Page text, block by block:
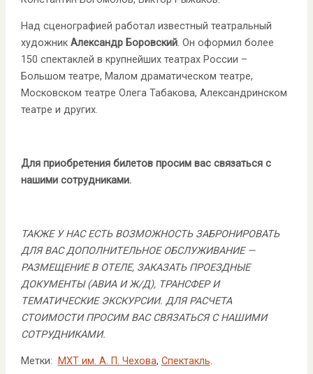
Над сценографией работал известный театральный
художник Александр Боровский. Он оформил более
150 спектаклей в крупнейших театрах России –
Большом театре, Малом драматическом театре,
Московском театре Олега Табакова, Александринском
театре и других.
Для приобретения билетов просим вас связаться с
нашими сотрудниками.
ТАКЖЕ У НАС ЕСТЬ ВОЗМОЖНОСТЬ ЗАБРОНИРОВАТЬ
ДЛЯ ВАС ДОПОЛНИТЕЛЬНОЕ ОБСЛУЖИВАНИЕ —
РАЗМЕЩЕНИЕ В ОТЕЛЕ, ЗАКАЗАТЬ ПРОЕЗДНЫЕ
ДОКУМЕНТЫ (АВИА И Ж/Д), ТРАНСФЕР И
ТЕМАТИЧЕСКИЕ ЭКСКУРСИИ. ДЛЯ РАСЧЕТА
СТОИМОСТИ ПРОСИМ ВАС СВЯЗАТЬСЯ С НАШИМИ
СОТРУДНИКАМИ.
Метки: МХТ им. А. П. Чехова, Спектакль.